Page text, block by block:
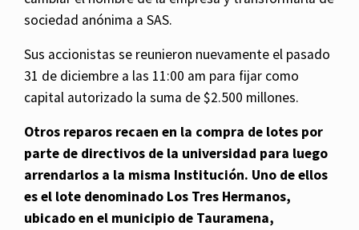
sociedad anónima a SAS.
Sus accionistas se reunieron nuevamente el pasado
31 de diciembre a las 11:00 am para fijar como
capital autorizado la suma de $2.500 millones.
Otros reparos recaen en la compra de lotes por
parte de directivos de la universidad para luego
arrendarlos a la misma Institución. Uno de ellos
es el lote denominado Los Tres Hermanos,
ubicado en el municipio de Tauramena,